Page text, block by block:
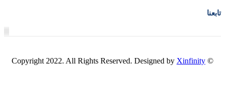
تابعنا
© Copyright 2022. All Rights Reserved. Designed by
Xinfinity